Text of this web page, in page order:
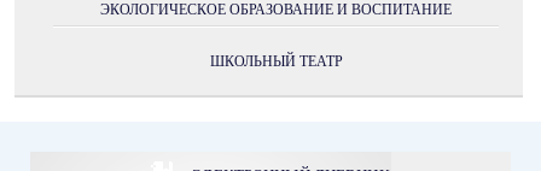
ЭКОЛОГИЧЕСКОЕ ОБРАЗОВАНИЕ И ВОСПИТАНИЕ
ШКОЛЬНЫЙ ТЕАТР